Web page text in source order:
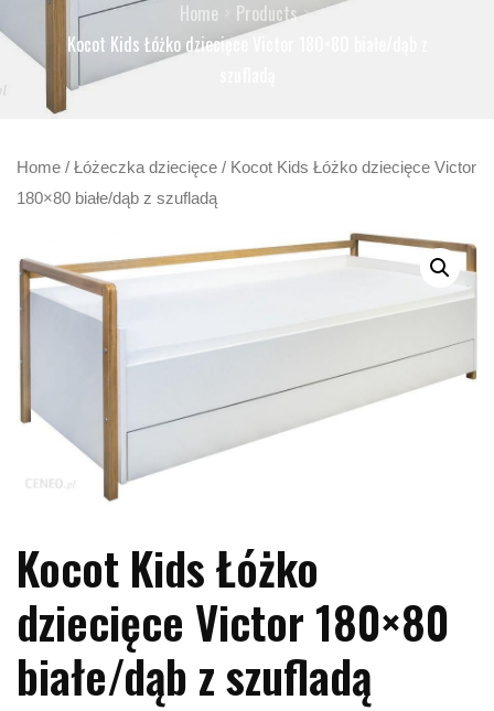
Home
Products
Kocot Kids Łóżko dziecięce Victor 180×80 białe/dąb z
Home / Łóżeczka dziecięce / Kocot Kids Łóżko dziecięce Victor
180×80 białe/dąb z szufladą
Kocot Kids Łóżko
dziecięce Victor 180×80
białe/dąb z szufladą